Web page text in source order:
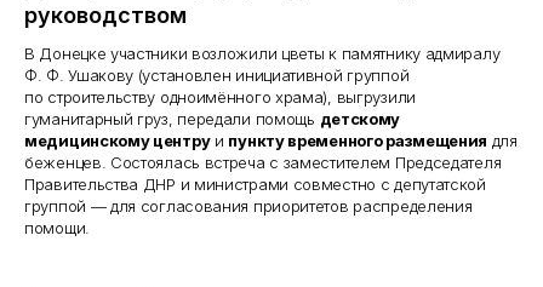
руководством
В Донецке участники возложили цветы к памятнику адмиралу
Ф. Ф. Ушакову (установлен инициативной группой
по строительству одноимённого храма), выгрузили
гуманитарный груз, передали помощь детскому
медицинскому центруи пункту временного размещения для
беженцев. Состоялась встреча с заместителем Председателя
Правительства ДНР и министрами совместно с депутатской
группой — для согласования приоритетов распределения
помощи.
«Предприниматели-Патриоты» — это закрытое
сообщество для тех, кто искренне предан своей
стране и готов вкладывать силы, знания и